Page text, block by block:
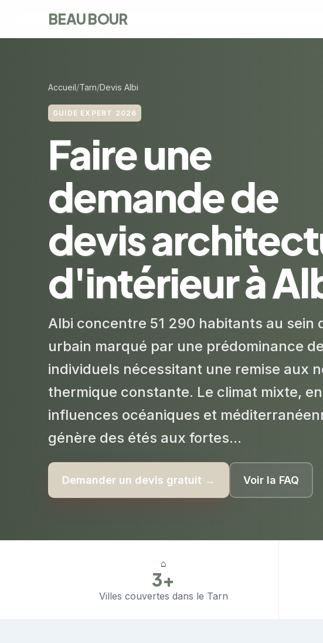
BEAU BOUR
Accueil Tarn Devis Albi
GUIDE EXPERT 2026
Faire une
demande de
devis
d'intérieur à
Albi concentre 51 290 habitants au sein
urbain marqué par une prédominance
individuels nécessitant une remise aux
thermique constante. Le climat mixte,
influences océaniques et
génère des étés aux fortes...
Demander un devis gratuit → Voir la FAQ
⌂
3+
Villes couvertes dans le Tarn